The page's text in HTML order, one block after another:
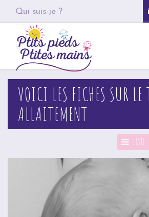
Qui suis-je ?
VOICI LES FICHES SUR LE
ALLAITEMENT
LISTE